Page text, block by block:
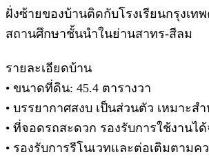
ฝั่งซ้ายของบ้านติดกับโรงเรียนกรุงเท
สถานศึกษาชั้นนำในย่านสาทร-สีลม
รายละเอียดบ้าน
• ขนาดที่ดิน: 45.4 ตารางวา
• บรรยากาศสงบ เป็นส่วนตัว เหมาะส
• ที่จอดรถสะดวก รองรับการใช้งานได้
• รองรับการรีโนเวทและต่อเติมตามค